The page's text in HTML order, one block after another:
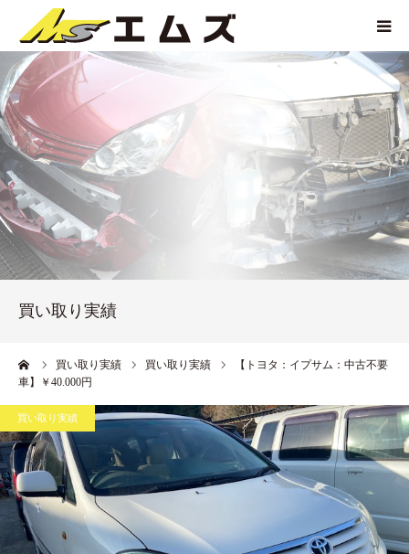
買い取り実績
買い取り実績 買い取り実績
【トヨタ：イプサム：中古不要
車】￥40.000円
買い取り実績
HOME
企業紹介
サービス紹介
お問い合わせ